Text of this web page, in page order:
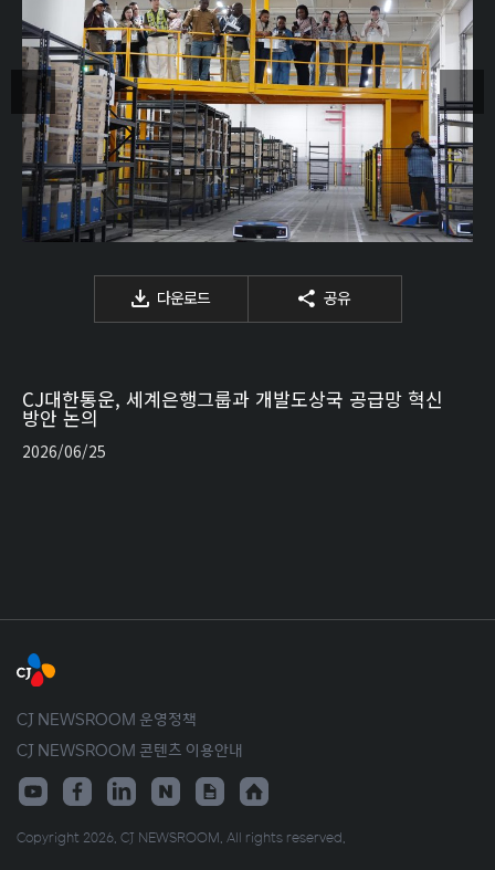
다운로드 공유
CJ대한통운, 세계은행그룹과 개발도상국 공급망 혁신
방안 논의
2026/06/25
CJ NEWSROOM 운영정책
CJ NEWSROOM 콘텐츠 이용안내
Copyright 2026. CJ NEWSROOM. All rights reserved.